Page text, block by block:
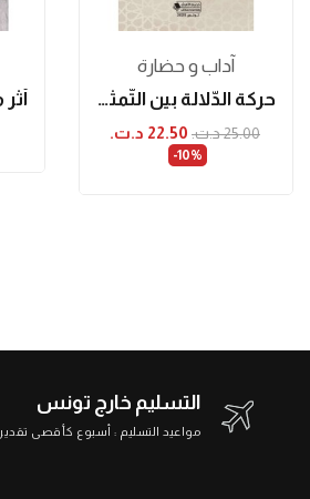
آداب و حضارة
حركة الدّلالة بين التّمثيل اللّسانيّ والتّمثّل...
25.00 د.ت.‏ 22.50 د.ت.‏
‎-10%
التسليم خارج تونس
مواعيد التسليم : أسبوع كأقصى تقدير